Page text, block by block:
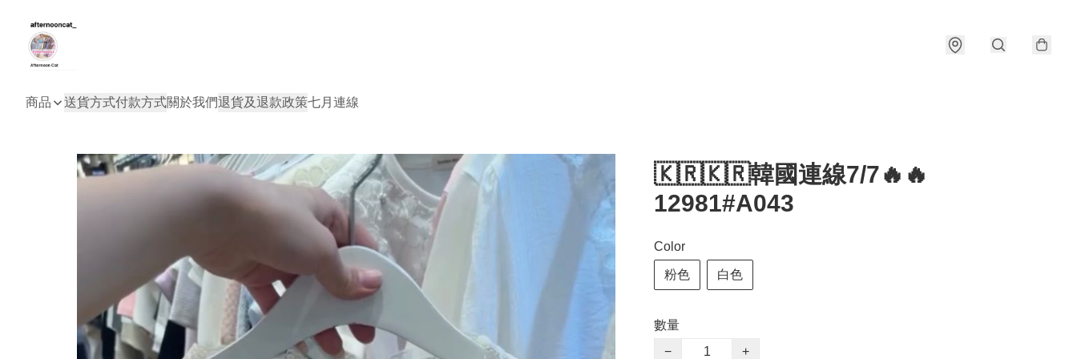
商品 送貨方式付款方式關於我們退貨及退款政策七月連線
🇰🇷🇰🇷韓國連線7/7🔥🔥
12981#A043
Color
粉色 白色
數量
−
+